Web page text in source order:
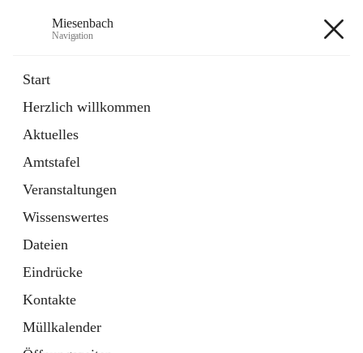
Miesenbach
Navigation
Start
Herzlich willkommen
Aktuelles
Amtstafel
Veranstaltungen
Wissenswertes
Dateien
Eindrücke
Kontakte
Müllkalender
Externe Webseite
in
Tab
Region Schneebergland
Externe Webseite
öffnet
in
neuem
Tab